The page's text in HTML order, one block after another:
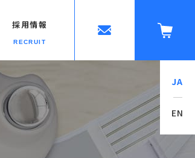
採用情報
RECRUIT
JA
EN